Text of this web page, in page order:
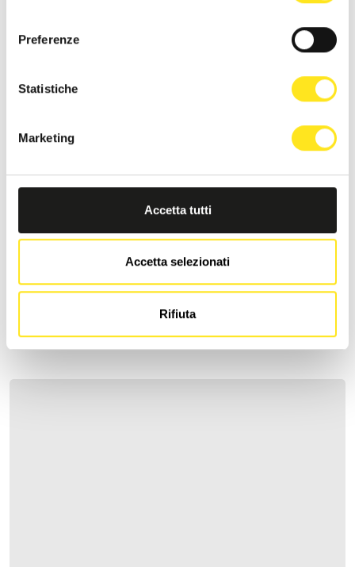
Preferenze
Statistiche
Marketing
Accetta tutti
Accetta selezionati
Rifiuta
Richiedi informazioni